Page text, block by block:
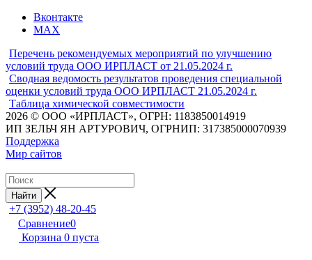
Вконтакте
MAX
Перечень рекомендуемых мероприятий по улучшению
условий труда ООО ИРПЛАСТ от 21.05.2024 г.
Сводная ведомость результатов проведения специальной
оценки условий труда ООО ИРПЛАСТ 21.05.2024 г.
Таблица химической совместимости
2026 © ООО «ИРПЛАСТ», ОГРН: 1183850014919
ИП ЗЕЛЬЧ ЯН АРТУРОВИЧ, ОГРНИП: 317385000070939
Поддержка
Мир сайтов
Найти
+7 (3952) 48-20-45
Сравнение0
Корзина 0 пуста